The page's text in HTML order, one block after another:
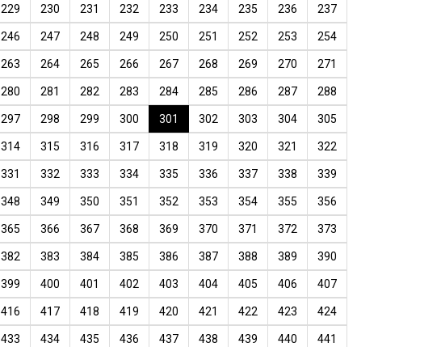
229 230 231 232 233 234 235 236 237
246 247 248 249 250 251 252 253 254
263 264 265 266 267 268 269 270 271
280 281 282 283 284 285 286 287 288
297 298 299 300 301 302 303 304 305
314 315 316 317 318 319 320 321 322
331 332 333 334 335 336 337 338 339
348 349 350 351 352 353 354 355 356
365 366 367 368 369 370 371 372 373
382 383 384 385 386 387 388 389 390
399 400 401 402 403 404 405 406 407
416 417 418 419 420 421 422 423 424
433 434 435 436 437 438 439 440 441